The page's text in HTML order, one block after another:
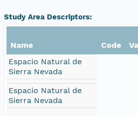
Study Area Descriptors:
Name Code
Espacio Natural de
Sierra Nevada
Espacio Natural de
Sierra Nevada